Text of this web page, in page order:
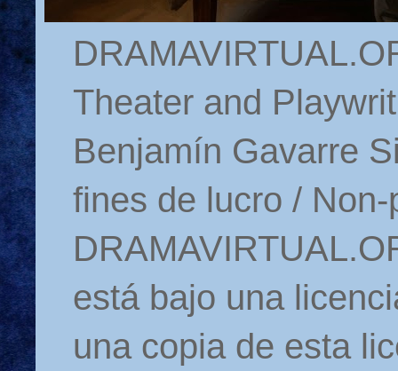
Theater and
Benjamín Gavarre
fines de lucro /
está bajo una
una copia de esta